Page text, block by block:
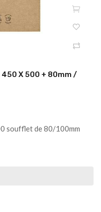
X 500 + 80mm /
soufflet de 80/100mm